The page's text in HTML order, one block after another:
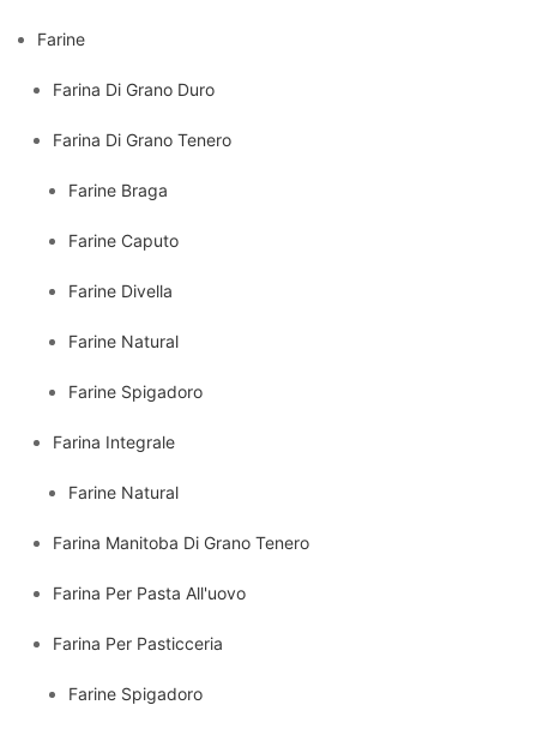
Farine
Farina Di Grano Duro
Farina Di Grano Tenero
Farine Braga
Farine Caputo
Farine Divella
Farine Natural
Farine Spigadoro
Farina Integrale
Farine Natural
Farina Manitoba Di Grano Tenero
Farina Per Pasta All'uovo
Farina Per Pasticceria
Farine Spigadoro